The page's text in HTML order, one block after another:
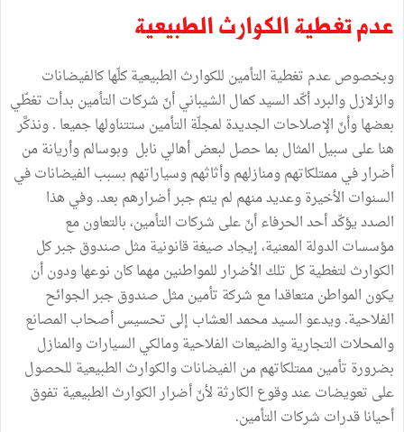
عدم تغطية الكوارث الطبيعية
وبخصوص عدم تغطية التأمين للكوارث الطبيعية كلّها كالفيضانات
والزلازل والبرد أكّد السيد كمال الشيباني أنّ شركات التأمين بدأت تغطّي
بعضها وأنّ الإصلاحات الجديدة لمجلّة التأمين ستتناولها جميعا . ونذكَّر
هنا على سبيل المثال بما حصل لبعض أهالي نابل وبوسالم وأريانة من
أضرار في ممتلكاتهم ومنازلهم وأثاثهم وسياراتهم بسبب الفيضانات في
السنوات الأخيرة وعديد منهم لم يتم جبر أضرارهم بعد. وفي هذا
الصدد يؤكّد أحد الحرفاء أنّ على شركات التأمين، بالتعاون مع
مؤسسات الدولة المعنية، إيجاد صيغة قانونية مثل صندوق جبر كل
الكوارث لتغطية كل تلك الأضرار للمواطنين مهما كان نوعها ودون أن
يكون المواطن متعاقدا مع شركة تأمين مثل صندوق جبر الجوائح
الفلاحية. ويدعو السيد محمد العشاب إلى تحسيس أصحاب المصانع
والمحلات التجارية والضيعات الفلاحية ومالكي السيارات والمنازل
بضرورة تأمين ممتلكاتهم من الفيضانات والكوارث الطبيعية للحصول
على تعويضات عند وقوع الكارثة لأنّ أضرار الكوارث الطبيعية تفوق
أحيانا قدرات شركات التأمين.